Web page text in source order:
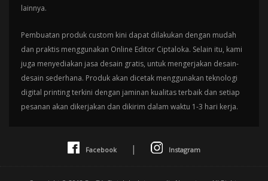
lainnya.
Pembuatan produk custom kini dapat dilakukan dengan mudah
dan praktis menggunakan Online Editor Ciptaloka. Selain itu, kami
juga menyediakan jasa desain gratis, untuk mengerjakan desain-
desain sederhana. Produk akan dicetak menggunakan teknologi
digital printing terkini dengan jaminan kualitas terbaik dan setiap
pesanan akan dikerjakan dan dikirim dalam waktu 1-3 hari kerja.
Facebook | Instagram